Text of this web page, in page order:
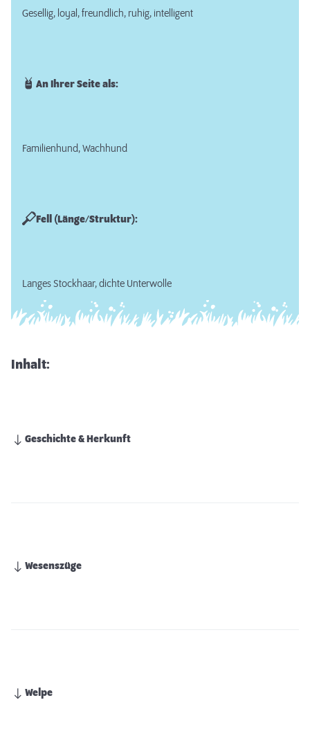
Gesellig, loyal, freundlich, ruhig, intelligent
An Ihrer Seite als:
Familienhund, Wachhund
Fell (Länge/Struktur):
Langes Stockhaar, dichte Unterwolle
Inhalt:
Geschichte & Herkunft
Wesenszüge
Welpe